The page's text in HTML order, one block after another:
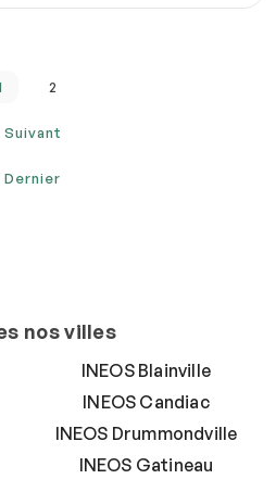
2
Suivant
Dernier
nos villes
INEOS Blainville
INEOS Candiac
INEOS Drummondville
INEOS Gatineau